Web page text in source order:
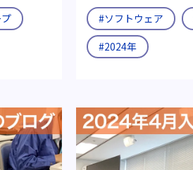
#ソフトウェア
#2024年